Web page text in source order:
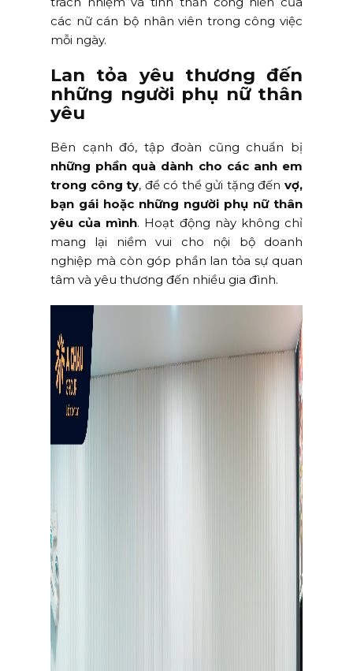
các nữ cán bộ nhân viên trong công việc
mỗi ngày.
Lan tỏa yêu thương đến
những người phụ nữ thân
yêu
Bên cạnh đó, tập đoàn cũng chuẩn bị
những phần quà dành cho các anh em
trong công ty, để có thể gửi tặng đếnvợ,
bạn gái hoặc những người phụ nữ thân
yêu của mình. Hoạt động này không chỉ
mang lại niềm vui cho nội bộ doanh
nghiệp mà còn góp phần lan tỏa sự quan
tâm và yêu thương đến nhiều gia đình.